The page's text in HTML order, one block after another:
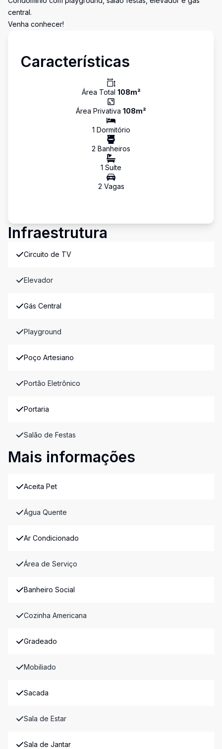
central.
Venha conhecer!
Características
Área Total 108m²
Área Privativa 108m²
1 Dormitório
2 Banheiros
1 Suíte
2 Vagas
Infraestrutura
Circuito de TV
Elevador
Gás Central
Playground
Poço Artesiano
Portão Eletrônico
Portaria
Salão de Festas
Mais informações
Aceita Pet
Água Quente
Ar Condicionado
Área de Serviço
Banheiro Social
Cozinha Americana
Gradeado
Mobiliado
Sacada
Sala de Estar
Sala de Jantar